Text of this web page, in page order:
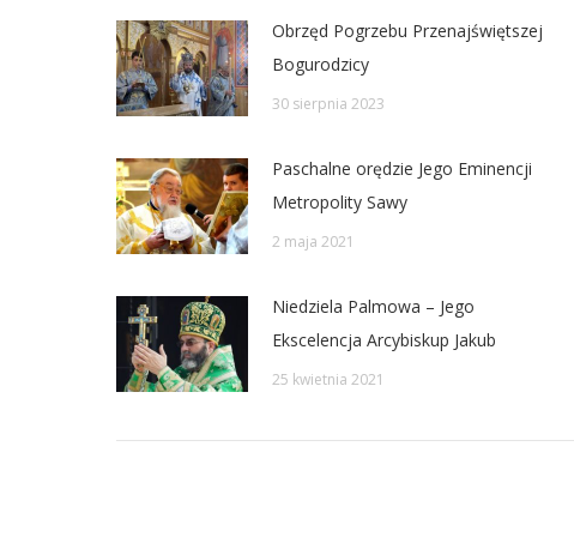
Obrzęd Pogrzebu Przenajświętszej
Bogurodzicy
30 sierpnia 2023
Paschalne orędzie Jego Eminencji
Metropolity Sawy
2 maja 2021
Niedziela Palmowa – Jego
Ekscelencja Arcybiskup Jakub
25 kwietnia 2021